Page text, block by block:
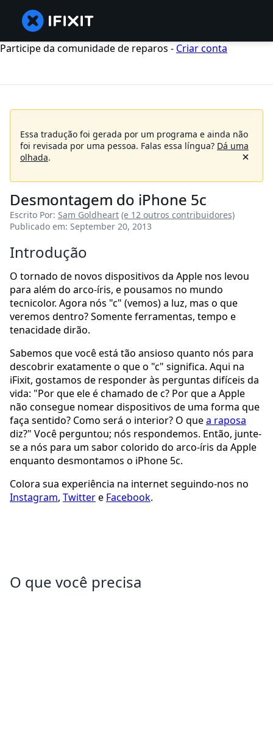
Participe da comunidade de reparos - Criar conta
Essa tradução foi gerada por um programa e ainda não
foi revisada por uma pessoa. Falas essa língua? Dá uma
olhada.
Desmontagem do iPhone 5c
Escrito Por: Sam Goldheart (e 12 outros contribuidores)
Publicado em: September 20, 2013
Introdução
O tornado de novos dispositivos da Apple nos levou
para além do arco-íris, e pousamos no mundo
tecnicolor. Agora nós "c" (vemos) a luz, mas o que
veremos dentro? Somente ferramentas, tempo e
tenacidade dirão.
Sabemos que você está tão ansioso quanto nós para
descobrir exatamente o que o "c" significa. Aqui na
iFixit, gostamos de responder às perguntas difíceis da
vida: "Por que ele é chamado de c? Por que a Apple
não consegue nomear dispositivos de uma forma que
faça sentido? Como será o interior? O quea raposa
diz?" Você perguntou; nós respondemos. Então, junte-
se a nós para um sabor colorido do arco-íris da Apple
enquanto desmontamos o iPhone 5c.
Colora sua experiência na internet seguindo-nos no
Instagram, Twittere Facebook.
O que você precisa